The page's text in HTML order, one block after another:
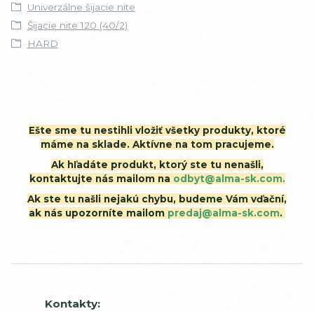
Univerzálne šijacie nite
Šijacie nite 120 (40/2)
HARD
Ešte sme tu nestihli vložiť všetky produkty, ktoré
máme na sklade. Aktívne na tom pracujeme.
Ak hľadáte produkt, ktorý ste tu nenašli,
kontaktujte nás mailom na odbyt@alma-sk.com.
Ak ste tu našli nejakú chybu, budeme Vám vďační,
ak nás upozorníte mailom predaj@alma-sk.com.
Kontakty: